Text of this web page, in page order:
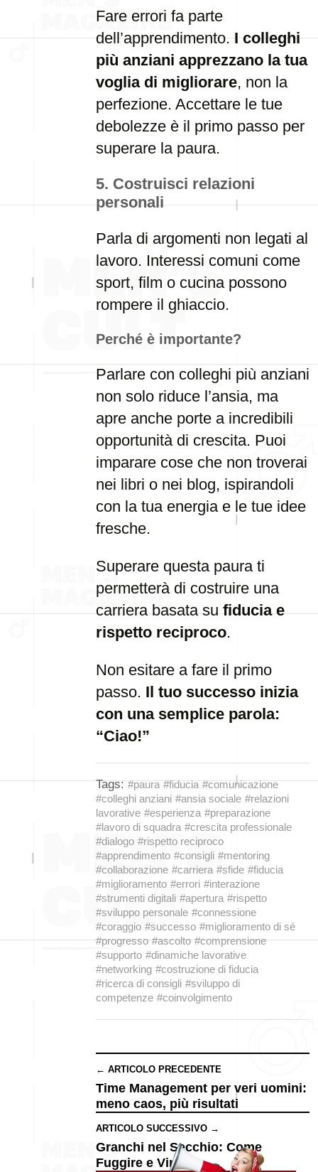
Fare errori fa parte
dell’apprendimento.I colleghi
più anziani apprezzano la tua
voglia di migliorare, non la
perfezione. Accettare le tue
debolezze è il primo passo per
superare la paura.
5. Costruisci relazioni
personali
Parla di argomenti non legati al
lavoro. Interessi comuni come
sport, film o cucina possono
rompere il ghiaccio.
Perché è importante?
Parlare con colleghi più anziani
non solo riduce l’ansia, ma
apre anche porte a incredibili
opportunità di crescita. Puoi
imparare cose che non troverai
nei libri o nei blog, ispirandoli
con la tua energia e le tue idee
fresche.
Superare questa paura ti
permetterà di costruire una
carriera basata sufiducia e
rispetto reciproco.
Non esitare a fare il primo
passo. Il tuo successo inizia
con una semplice parola:
“Ciao!”
Tags: #paura #fiducia #comunicazione
#colleghi anziani #ansia sociale #relazioni
lavorative #esperienza #preparazione
#lavoro di squadra #crescita professionale
#dialogo #rispetto reciproco
#apprendimento #consigli #mentoring
#collaborazione #carriera #sfide #fiducia
#miglioramento #errori #interazione
#strumenti digitali #apertura #rispetto
#sviluppo personale #connessione
#coraggio #successo #miglioramento di sé
#progresso #ascolto #comprensione
#supporto #dinamiche lavorative
#networking #costruzione di fiducia
#ricerca di consigli #sviluppo di
competenze #coinvolgimento
← ARTICOLO PRECEDENTE
Time Management per veri uomini:
meno caos, più risultati
ARTICOLO SUCCESSIVO →
Granchi nel Secchio: Come
Fuggire e Vincere